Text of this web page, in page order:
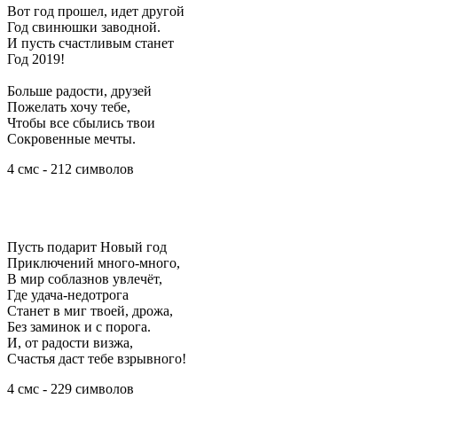
Вот год прошел, идет другой
Год свинюшки заводной.
И пусть счастливым станет
Год 2019!
Больше радости, друзей
Пожелать хочу тебе,
Чтобы все сбылись твои
Сокровенные мечты.
4 смс - 212 символов
Пусть подарит Новый год
Приключений много-много,
В мир соблазнов увлечёт,
Где удача-недотрога
Станет в миг твоей, дрожа,
Без заминок и с порога.
И, от радости визжа,
Счастья даст тебе взрывного!
4 смс - 229 символов